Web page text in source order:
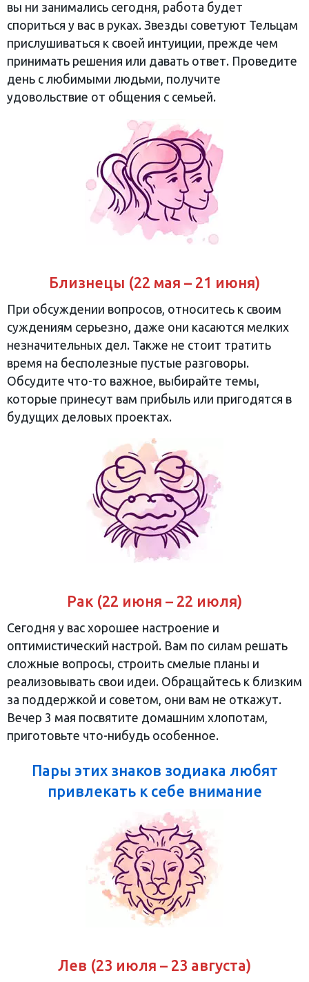
вы ни занимались сегодня, работа будет
спориться у вас в руках. Звезды советуют Тельцам
прислушиваться к своей интуиции, прежде чем
принимать решения или давать ответ. Проведите
день с любимыми людьми, получите
удовольствие от общения с семьей.
Близнецы (22 мая – 21 июня)
При обсуждении вопросов, относитесь к своим
суждениям серьезно, даже они касаются мелких
незначительных дел. Также не стоит тратить
время на бесполезные пустые разговоры.
Обсудите что-то важное, выбирайте темы,
которые принесут вам прибыль или пригодятся в
будущих деловых проектах.
Рак (22 июня – 22 июля)
Сегодня у вас хорошее настроение и
оптимистический настрой. Вам по силам решать
сложные вопросы, строить смелые планы и
реализовывать свои идеи. Обращайтесь к близким
за поддержкой и советом, они вам не откажут.
Вечер 3 мая посвятите домашним хлопотам,
приготовьте что-нибудь особенное.
Пары этих знаков зодиака любят
привлекать к себе внимание
Лев (23 июля – 23 августа)